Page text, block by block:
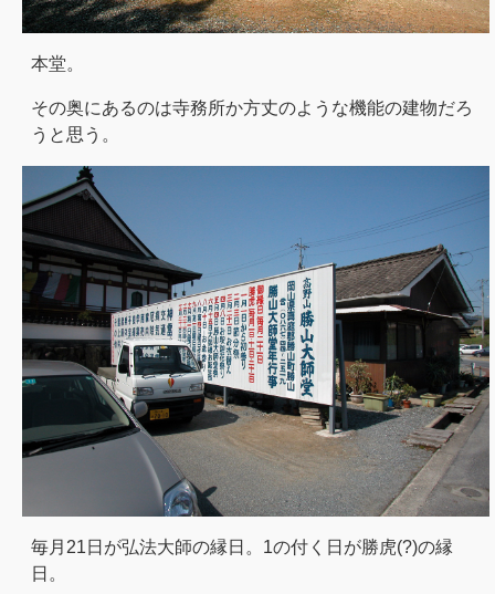
本堂。
その奥にあるのは寺務所か方丈のような機能の建物だろ
うと思う。
毎月21日が弘法大師の縁日。1の付く日が勝虎(?)の縁
日。